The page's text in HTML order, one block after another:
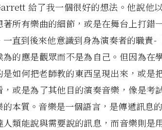
給了我一個很好的想法。他說他
著所有樂曲的細節，或是在舞台上打錯
一直到後來他意識到身為演奏者的職責-
為的應是觀眾而不是為自己。但因為在
是如何把老師教的東西呈現出來，或是
，或是為了其他目的演奏音樂，像是考
的本質。音樂是一個語言，是傳遞訊息
人類能說與需要說的訊息，而音樂則是